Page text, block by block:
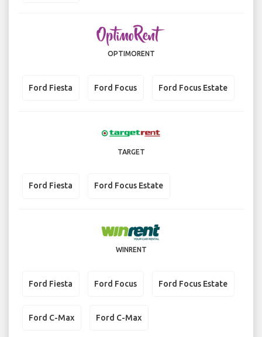
OPTIMORENT
Ford Fiesta Ford Focus Ford Focus Estate
TARGET
Ford Fiesta Ford Focus Estate
WINRENT
Ford Fiesta Ford Focus Ford Focus Estate
Ford C-Max Ford C-Max